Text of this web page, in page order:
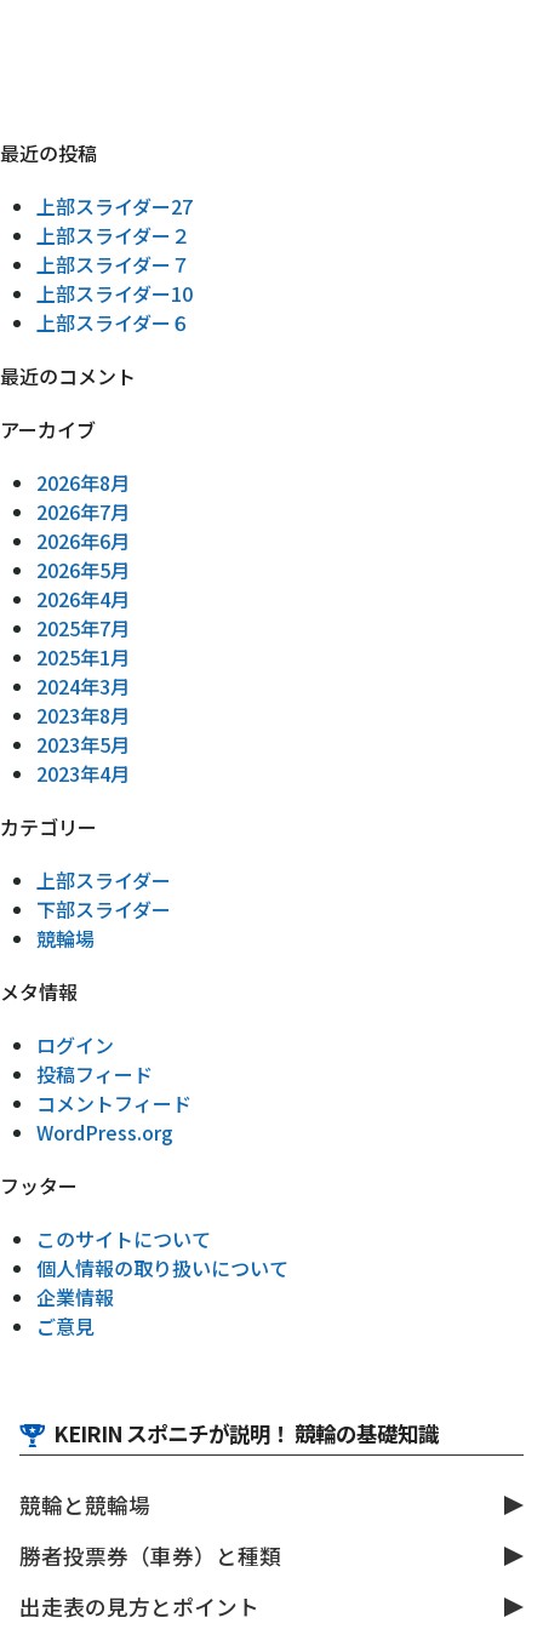
最近の投稿
上部スライダー27
上部スライダー２
上部スライダー７
上部スライダー10
上部スライダー６
最近のコメント
アーカイブ
2026年8月
2026年7月
2026年6月
2026年5月
2026年4月
2025年7月
2025年1月
2024年3月
2023年8月
2023年5月
2023年4月
カテゴリー
上部スライダー
下部スライダー
競輪場
メタ情報
ログイン
投稿フィード
コメントフィード
WordPress.org
フッター
このサイトについて
個人情報の取り扱いについて
企業情報
ご意見
KEIRIN スポニチが説明！ 競輪の基礎知識
競輪と競輪場
勝者投票券（車券）と種類
出走表の見方とポイント